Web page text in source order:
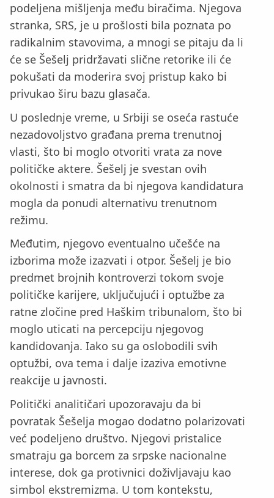
podeljena mišljenja među biračima. Njegova
stranka, SRS, je u prošlosti bila poznata po
radikalnim stavovima, a mnogi se pitaju da li
će se Šešelj pridržavati slične retorike ili će
pokušati da moderira svoj pristup kako bi
privukao širu bazu glasača.
U poslednje vreme, u Srbiji se oseća rastuće
nezadovoljstvo građana prema trenutnoj
vlasti, što bi moglo otvoriti vrata za nove
političke aktere. Šešelj je svestan ovih
okolnosti i smatra da bi njegova kandidatura
mogla da ponudi alternativu trenutnom
režimu.
Međutim, njegovo eventualno učešće na
izborima može izazvati i otpor. Šešelj je bio
predmet brojnih kontroverzi tokom svoje
političke karijere, uključujući i optužbe za
ratne zločine pred Haškim tribunalom, što bi
moglo uticati na percepciju njegovog
kandidovanja. Iako su ga oslobodili svih
optužbi, ova tema i dalje izaziva emotivne
reakcije u javnosti.
Politički analitičari upozoravaju da bi
povratak Šešelja mogao dodatno polarizovati
već podeljeno društvo. Njegovi pristalice
smatraju ga borcem za srpske nacionalne
interese, dok ga protivnici doživljavaju kao
simbol ekstremizma. U tom kontekstu,